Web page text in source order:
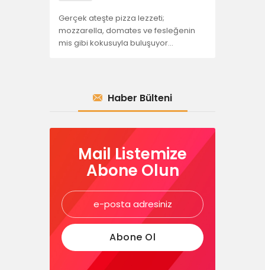
Gerçek ateşte pizza lezzeti;
mozzarella, domates ve fesleğenin
mis gibi kokusuyla buluşuyor…
Haber Bülteni
Mail Listemize
Abone Olun